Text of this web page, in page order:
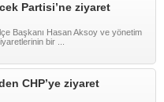
Partisi’ne ziyaret
Başkanı Hasan Aksoy ve yönetim
bir ...
CHP’ye ziyaret